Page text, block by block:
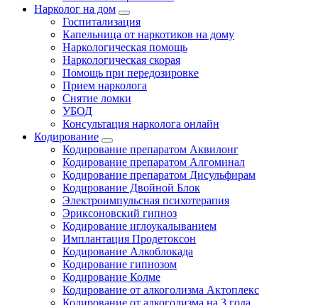
Нарколог на дом
Госпитализация
Капельница от наркотиков на дому
Наркологическая помощь
Наркологическая скорая
Помощь при передозировке
Прием нарколога
Снятие ломки
УБОД
Консультация нарколога онлайн
Кодирование
Кодирование препаратом Аквилонг
Кодирование препаратом Алгоминал
Кодирование препаратом Дисульфирам
Кодирование Двойной Блок
Электроимпульсная психотерапия
Эриксоновский гипноз
Кодирование иглоукалыванием
Имплантация Продетоксон
Кодирование Алкоблокада
Кодирование гипнозом
Кодирование Колме
Кодирование от алкоголизма Актоплекс
Кодирование от алкоголизма на 3 года